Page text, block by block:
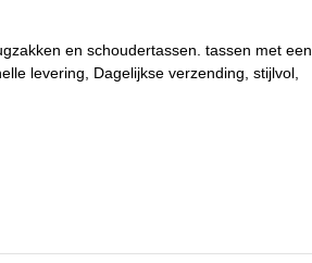
en schoudertassen. tassen met een
levering, Dagelijkse verzending, stijlvol,